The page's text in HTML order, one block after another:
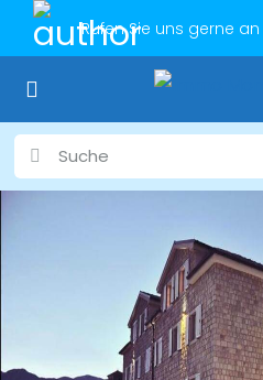
Rufen Sie uns gerne an